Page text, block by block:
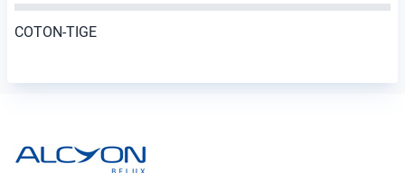
COTON-TIGE